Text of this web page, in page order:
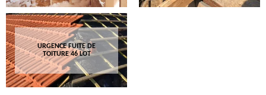
URGENCE FUITE DE
TOITURE 46 LOT